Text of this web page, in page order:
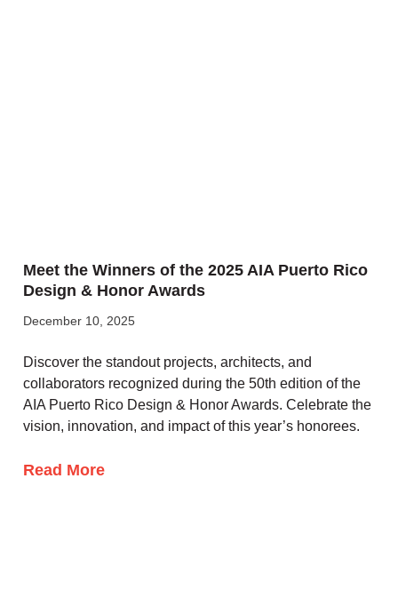
Meet the Winners of the 2025 AIA Puerto Rico
Design & Honor Awards
December 10, 2025
Discover the standout projects, architects, and
collaborators recognized during the 50th edition of the
AIA Puerto Rico Design & Honor Awards. Celebrate the
vision, innovation, and impact of this year’s honorees.
Read More